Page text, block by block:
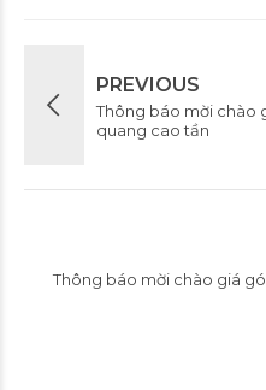
PREVIOUS
Thông báo mời chào
quang cao tần
Thông báo mời chào giá